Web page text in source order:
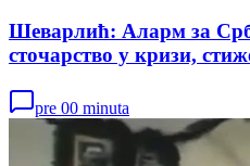
Шеварлић: Аларм за
сточарство у кризи,
pre 00 minuta